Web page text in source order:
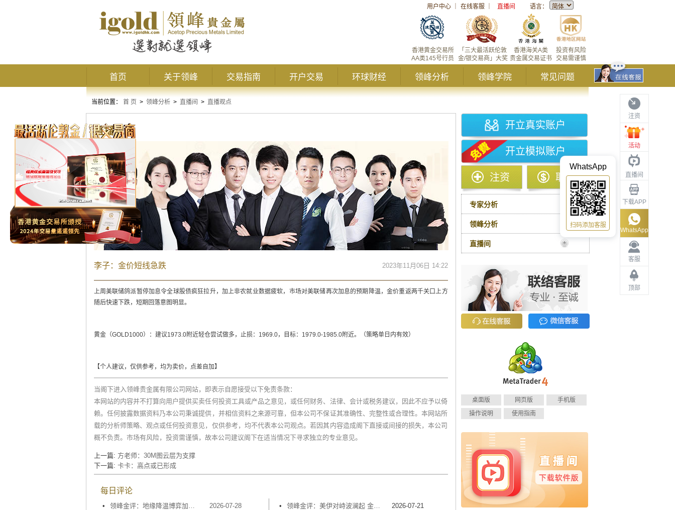
用户中心 在线客服 直播间 语言：
投资有风险
交易需谨慎
香港海关A类
贵金属交易证书
「三大最活跃伦敦
金/银交易商」大奖
香港黄金交易所
AA类145号行员
首页 关于领峰 交易指南 开户交易 环球财经 领峰分析 领峰学院 常见问题
注资
活动
直播间
下载APP
客服
顶部
WhatsApp
WhatsApp
扫码添加客服
当前位置： 首 页 > 领峰分析 > 直播间 > 直播观点
直播观点
李子：金价短线急跌 2023年11月06日 14:22
上周美联储鸽派暂停加息令全球股债疯狂拉升，加上非农就业数据疲软，市场对美联储再次加息的预期降温，金价重返两千关口上方
随后快速下跌，短期回落意图明显。
黄金（GOLD1000）：建议1973.0附近轻仓尝试做多，止损：1969.0，目标：1979.0-1985.0附近。（策略单日内有效）
【个人建议，仅供参考，均为卖价，点差自加】
当阁下进入领峰贵金属有限公司网站，即表示自愿接受以下免责条款：
本网站的内容并不打算向用户提供买卖任何投资工具或产品之意见，或任何财务、法律、会计或税务建议，因此不应予以倚
赖。任何披露数据资料乃本公司秉诚提供，并相信资料之来源可靠，但本公司不保证其准确性、完整性或合理性。本网站所
载的分析师策略、观点或任何投资意见，仅供参考，均不代表本公司观点。若因其内容造成阁下直接或间接的损失，本公司
概不负责。市场有风险，投资需谨慎，故本公司建议阁下在适当情况下寻求独立的专业意见。
上一篇: 方老师：30M图云层为支撑
下一篇: 卡卡：高点或已形成
每日评论
•
2026-07-28
•
2026-07-21
开立真实账户
开立模拟账户
注资 取款
专家分析
领峰分析
直播间
桌面版 网页版
手机版
操作说明
使用指南